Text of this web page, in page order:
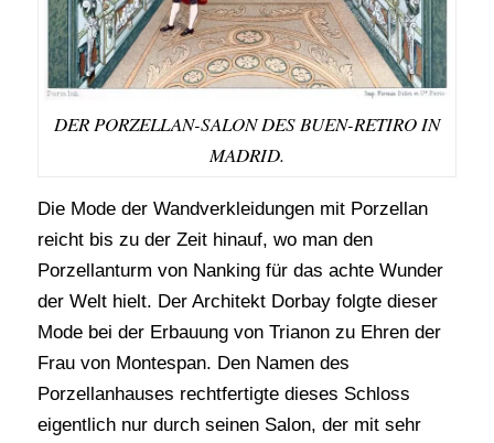
DER PORZELLAN-SALON DES BUEN-RETIRO IN
MADRID.
Die Mode der Wandverkleidungen mit Porzellan
reicht bis zu der Zeit hinauf, wo man den
Porzellanturm von Nanking für das achte Wunder
der Welt hielt. Der Architekt Dorbay folgte dieser
Mode bei der Erbauung von Trianon zu Ehren der
Frau von Montespan. Den Namen des
Porzellanhauses rechtfertigte dieses Schloss
eigentlich nur durch seinen Salon, der mit sehr